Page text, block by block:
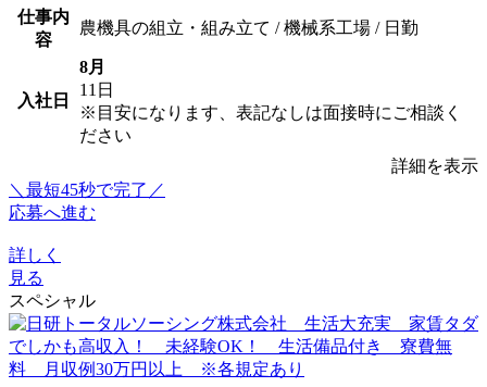
仕事内
容
農機具の組立・組み立て / 機械系工場 / 日勤
入社日
8月
11日
※目安になります、表記なしは面接時にご相談く
ださい
詳細を表示
＼最短45秒で完了／
応募へ進む
詳しく
見る
スペシャル